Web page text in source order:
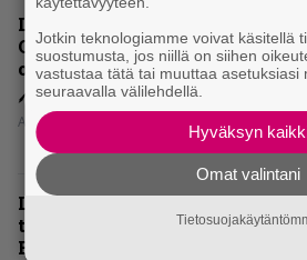
Levyarvio: Dirkschneider & The
Old Gang -albumista ei aina
onko se tosissaan tehty vai ei
Aki Nuopponen
Levyarvio: Onko Steelbound jo
täydellisintä mahdollista
Beastia?
Jotkin teknologiamme voivat käsitellä
suostumusta, jos niillä on siihen
vastustaa tätä tai muuttaa asetuksiasi
seuraavalla välilehdellä.
Hyväksyn
Omat valintani